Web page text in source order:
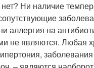
Ни наличие
аллергия на
не являются. Любая